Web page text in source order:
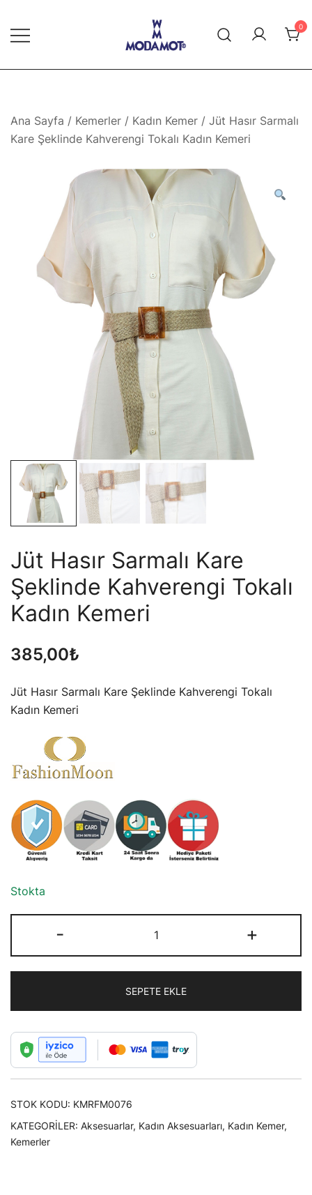
content
Modamot E-Ticaret
0
Ana Sayfa / Kemerler / Kadın Kemer / Jüt Hasır Sarmalı
Kare Şeklinde Kahverengi Tokalı Kadın Kemeri
Jüt Hasır Sarmalı Kare
Şeklinde Kahverengi Tokalı
Kadın Kemeri
385,00₺
Jüt Hasır Sarmalı Kare Şeklinde Kahverengi Tokalı
Kadın Kemeri
Stokta
-
Hasır
Sarmalı
Şeklinde
Kahverengi
Tokalı
Kadın
Kemeri
+
SEPETE EKLE
STOK KODU: KMRFM0076
KATEGORILER: Aksesuarlar, Kadın Aksesuarları, Kadın Kemer,
Kemerler